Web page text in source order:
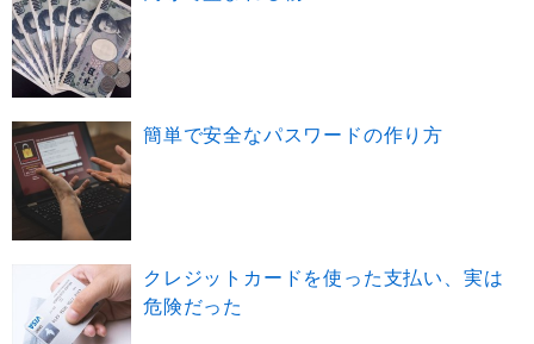
簡単で安全なパスワードの作り方
クレジットカードを使った支払い、実は
危険だった